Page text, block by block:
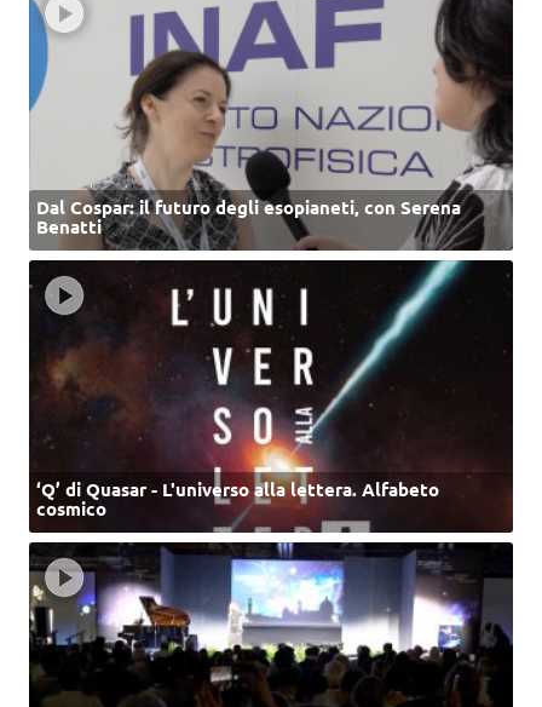
Dal Cospar: il futuro degli esopianeti, con Serena
Benatti
‘Q’ di Quasar - L'universo alla lettera. Alfabeto
cosmico